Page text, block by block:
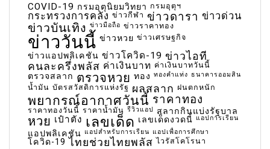
COVID-19 กรมอุตุนิยมวิทยา กรมอุตุฯ
กระทรวงการคลัง ข่าวกีฬา ข่าวดารา ข่าวด่วน
ข่าวบันเทิง ข่าวมือถือ ข่าวราคาทอง
ข่าววันนี้ ข่าวหวย ข่าวเศรษฐกิจ
ข่าวแอปพลิเคชัน ข่าวโควิด-19 ข่าวไอที
คนละครึ่งพลัส ค่าเงินบาท ค่าเงินบาทวันนี้
ตรวจสลาก ตรวจหวย ทอง ทองคำแท่ง ธนาคารออมสิน
น้ำมัน บัตรสวัสดิการแห่งรัฐ ผลสลาก ฝนตกหนัก
พยากรณ์อากาศวันนี้ ราคาทอง
ราคาทองวันนี้ ราคาน้ำมัน รีวิวแอป สลากกินแบ่งรัฐบาล
หวย เป๋าตัง เลขเด็ด เลขเด็ดงวดนี้ แอปการเรียน
แอปพลิเคชัน แอปสำหรับการเรียน แอปเพื่อการศึกษา
โควิด-19 ไทยช่วยไทยพลัส ไวรัสโคโรนา